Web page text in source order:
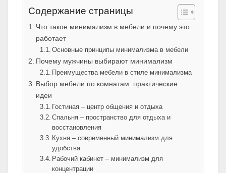
Содержание страницы
Что такое минимализм в мебели и почему это
работает
Основные принципы минимализма в мебели
Почему мужчины выбирают минимализм
Преимущества мебели в стиле минимализма
Выбор мебели по комнатам: практические
идеи
Гостиная – центр общения и отдыха
Спальня – пространство для отдыха и
восстановления
Кухня – современный минимализм для
удобства
Рабочий кабинет – минимализм для
концентрации